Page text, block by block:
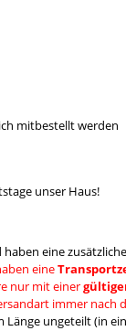
mitbestellt werden
unser Haus!
haben eine zusätzliche
eine
nur mit einer
immer
ungeteilt (in